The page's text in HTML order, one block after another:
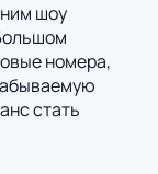
шоу
номера,
стать